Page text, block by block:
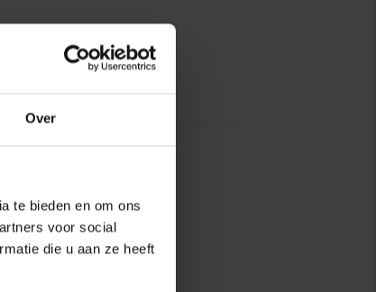
Over
te bieden en om ons
voor social
die u aan ze heeft